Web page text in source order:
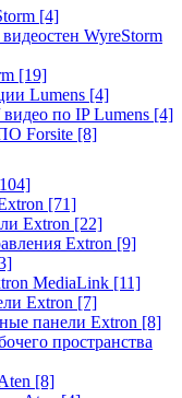
[4]
WyreStorm
[19]
Lumens [4]
видео по IP Lumens [4]
Forsite [8]
[71]
Extron [22]
Extron [9]
MediaLink [11]
Extron [7]
панели Extron [8]
пространства
[8]